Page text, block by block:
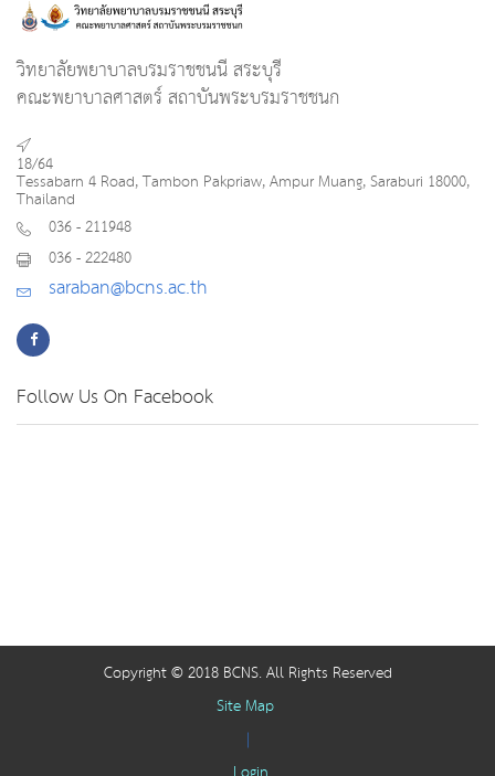
วิทยาลัยพยาบาลบรมราชชนนี สระบุรี
คณะพยาบาลศาสตร์ สถาบันพระบรมราชชนก
18/64
Tessabarn 4 Road, Tambon Pakpriaw, Ampur Muang, Saraburi 18000,
Thailand
036 - 211948
036 - 222480
saraban@bcns.ac.th
Follow Us On Facebook
Copyright © 2018 BCNS. All Rights Reserved
Site Map
|